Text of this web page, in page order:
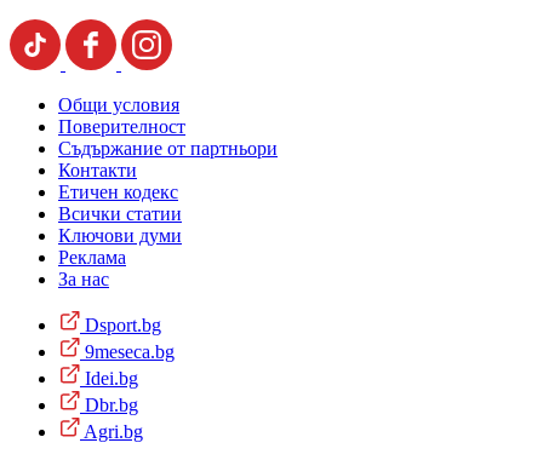
Общи условия
Поверителност
Съдържание от партньори
Контакти
Етичен кодекс
Всички статии
Ключови думи
Реклама
За нас
Dsport.bg
9meseca.bg
Idei.bg
Dbr.bg
Agri.bg